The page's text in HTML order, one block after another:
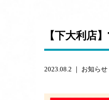
【下大利店
2023.08.2 ｜ お知らせ